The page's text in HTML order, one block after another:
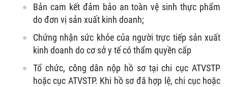
Bản cam kết đảm bảo an toàn vệ sinh thực phẩm
do đơn vị sản xuất kinh doanh;
Chứng nhận sức khỏe của người trực tiếp sản xuất
kinh doanh do cơ sở y tế có thẩm quyền cấp
Tổ chức, công dân nộp hồ sơ tại chi cục ATVSTP
hoặc cục ATVSTP. Khi hồ sơ đã hợp lệ, chi cục hoặc